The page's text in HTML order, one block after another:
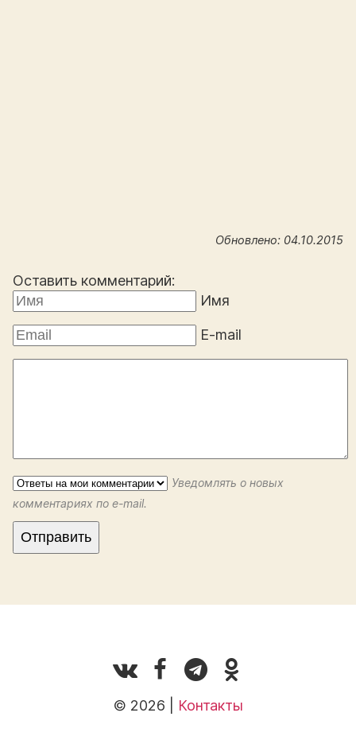
Обновлено: 04.10.2015
Оставить комментарий:
Имя
E-mail
Уведомлять о новых
комментариях по e-mail.
© 2026 | Контакты